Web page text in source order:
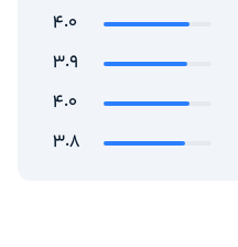
4.0
3.9
4.0
3.8